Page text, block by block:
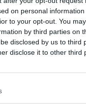
on personal
to your opt-out. You
by third parties on
disclosed by us to third
disclose it to other third